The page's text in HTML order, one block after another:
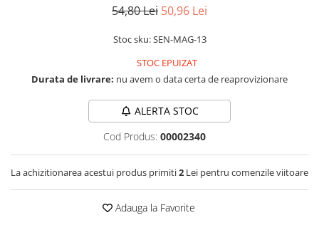
Convertor USB la serial
Radio
Releu
54,80 Lei 50,96 Lei
Stoc sku: SEN-MAG-13
STOC EPUIZAT
Durata de livrare: nu avem o data certa de reaprovizionare
ALERTA STOC
Cod Produs: 00002340
La achizitionarea acestui produs primiti2 Lei pentru comenzile viitoare
Adauga la Favorite